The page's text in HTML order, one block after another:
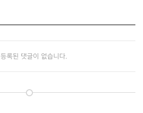
등록된 댓글이 없습니다.